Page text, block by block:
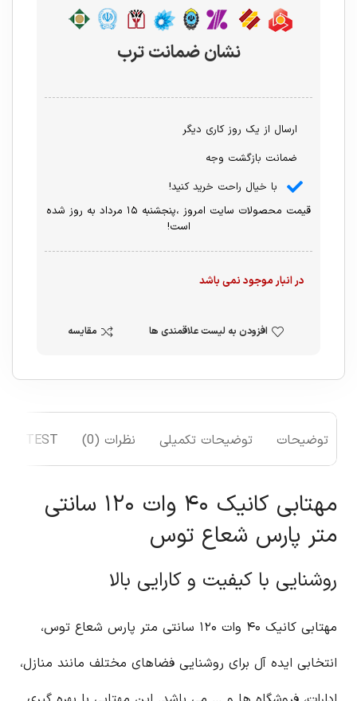
نشان ضمانت ترب
ارسال از یک روز کاری دیگر
ضمانت بازگشت وجه
با خیال راحت خرید کنید!
قیمت محصولات سایت امروز ،پنجشنبه ۱۵ مرداد به روز شده
است!
در انبار موجود نمی باشد
افزودن به لیست علاقمندی ها مقایسه
توضیحات توضیحات تکمیلی نظرات (0) TEST
مهتابی کانیک ۴۰ وات ۱۲۰ سانتی
متر پارس شعاع توس
روشنایی با کیفیت و کارایی بالا
مهتابی کانیک ۴۰ وات ۱۲۰ سانتی متر پارس شعاع توس،
انتخابی ایده آل برای روشنایی فضاهای مختلف مانند منازل،